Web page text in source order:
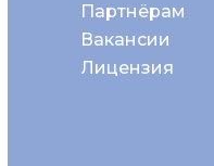
Партнёрам
Вакансии
Лицензия